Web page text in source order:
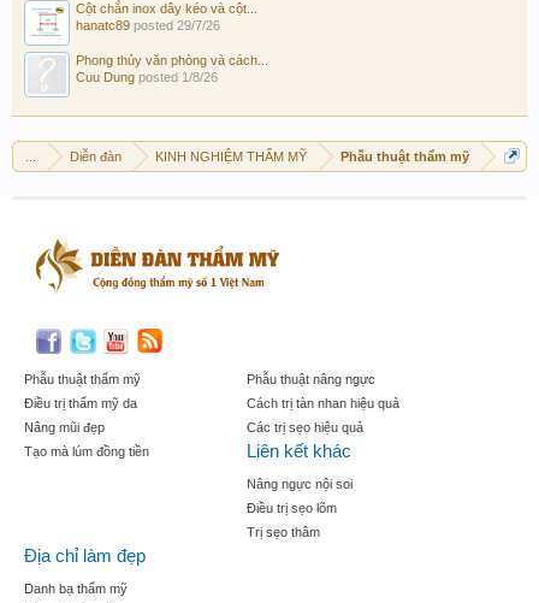
Cột chắn inox dây kéo và cột...
hanatc89 posted 29/7/26
Phong thủy văn phòng và cách...
Cuu Dung posted 1/8/26
Diễn đàn KINH NGHIỆM THẨM MỸ Phẫu thuật thẩm mỹ
Phẫu thuật thẩm mỹ
Điều trị thẩm mỹ da
Nâng mũi đẹp
Tạo mà lúm đồng tiền
Phẫu thuật nâng ngực
Cách trị tàn nhan hiệu quả
Các trị sẹo hiệu quả
Liên kết khác
Nâng ngực nội soi
Điều trị sẹo lõm
Trị sẹo thâm
Địa chỉ làm đẹp
Danh bạ thẩm mỹ